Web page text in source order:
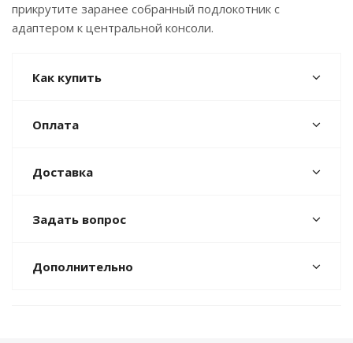
прикрутите заранее собранный подлокотник с
адаптером к центральной консоли.
Как купить
Оплата
Доставка
Задать вопрос
Дополнительно